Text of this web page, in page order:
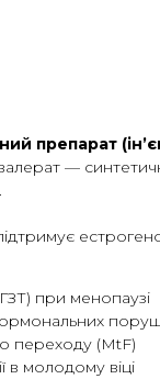
препарат
—
при менопаузі
переходу (MtF)
в молодому віці